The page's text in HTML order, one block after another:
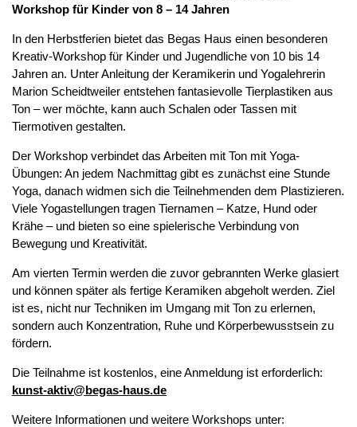
Workshop für Kinder von 8 – 14 Jahren
In den Herbstferien bietet das Begas Haus einen besonderen
Kreativ-Workshop für Kinder und Jugendliche von 10 bis 14
Jahren an. Unter Anleitung der Keramikerin und Yogalehrerin
Marion Scheidtweiler entstehen fantasievolle Tierplastiken aus
Ton – wer möchte, kann auch Schalen oder Tassen mit
Tiermotiven gestalten.
Der Workshop verbindet das Arbeiten mit Ton mit Yoga-
Übungen: An jedem Nachmittag gibt es zunächst eine Stunde
Yoga, danach widmen sich die Teilnehmenden dem Plastizieren.
Viele Yogastellungen tragen Tiernamen – Katze, Hund oder
Krähe – und bieten so eine spielerische Verbindung von
Bewegung und Kreativität.
Am vierten Termin werden die zuvor gebrannten Werke glasiert
und können später als fertige Keramiken abgeholt werden. Ziel
ist es, nicht nur Techniken im Umgang mit Ton zu erlernen,
sondern auch Konzentration, Ruhe und Körperbewusstsein zu
fördern.
Die Teilnahme ist kostenlos, eine Anmeldung ist erforderlich:
kunst-aktiv@begas-haus.de
Weitere Informationen und weitere Workshops unter: